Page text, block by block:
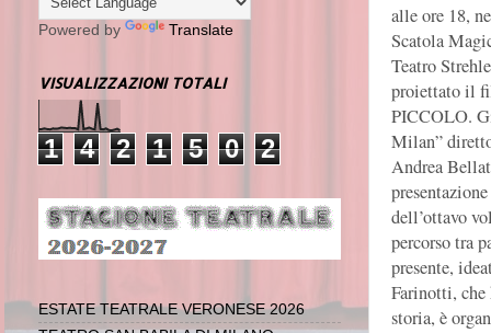
alle ore 18,
Scatola
Teatro
proiettato il
PICCOLO.
Milan”
Andrea
presentazione
dell’ottavo
percorso tra
presente,
Farinotti, che
storia, è
Powered by Translate
VISUALIZZAZIONI TOTALI
1 4 2 1 5 0 2
ESTATE TEATRALE VERONESE 2026